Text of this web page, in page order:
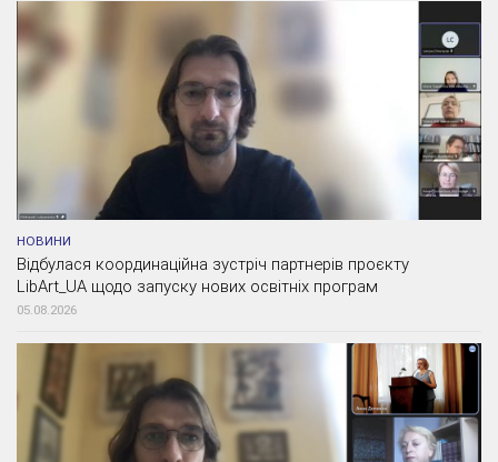
НОВИНИ
Відбулася координаційна зустріч партнерів проєкту
LibArt_UA щодо запуску нових освітніх програм
05.08.2026